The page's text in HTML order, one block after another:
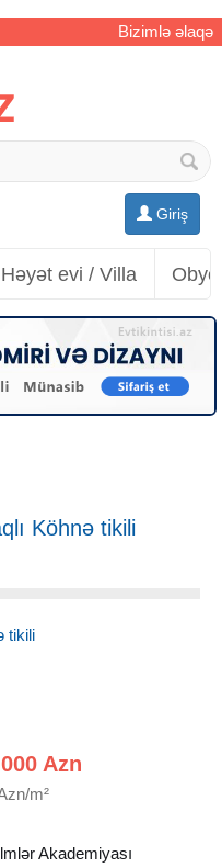
Bizimlə əlaqə
Giriş
Həyət evi / Villa
Köhnə tikili
tikili
Azn
m²
Akademiyası